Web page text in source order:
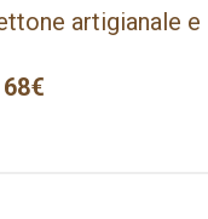
artigianale